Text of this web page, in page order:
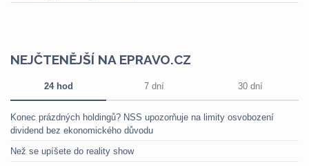
NEJČTENĚJŠÍ NA EPRAVO.CZ
24 hod 7 dní 30 dní
Konec prázdných holdingů? NSS upozorňuje na limity osvobození
dividend bez ekonomického důvodu
Než se upíšete do reality show